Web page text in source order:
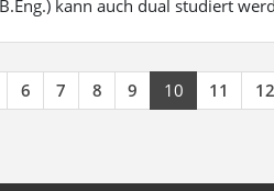
kann auch dual studiert
6 7 8 9 10 11 12